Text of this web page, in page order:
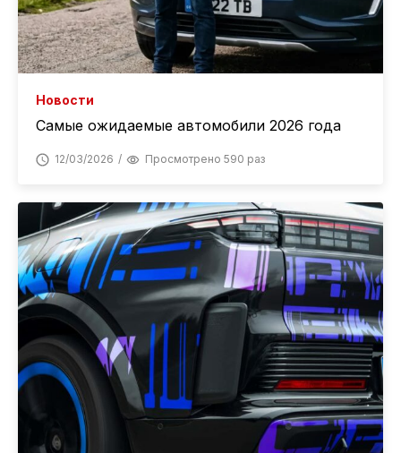
Новости
Самые ожидаемые автомобили 2026 года
12/03/2026 Просмотрено 590 раз